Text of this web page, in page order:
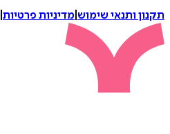
תקנון ותנאי שימוש מדיניות פרטיות